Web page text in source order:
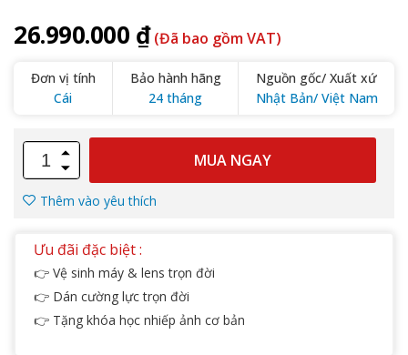
26.990.000 ₫ (Đã bao gồm VAT)
Đơn vị tính
Cái
Bảo hành hãng
24 tháng
Nguồn gốc/ Xuất xứ
Nhật Bản/ Việt Nam
MUA NGAY
Thêm vào yêu thích
Ưu đãi đặc biệt :
👉 Vệ sinh máy & lens trọn đời
👉 Dán cường lực trọn đời
👉 Tặng khóa học nhiếp ảnh cơ bản